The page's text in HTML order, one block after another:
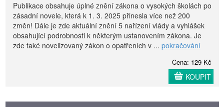
Publikace obsahuje úplné znění zákona o vysokých školách po
zásadní novele, která k 1. 3. 2025 přinesla více než 200
změn! Dále je zde aktuální znění 5 nařízení vlády a vyhlášek
obsahující podrobnosti k některým ustanovením zákona. Je
zde také novelizovaný zákon o opatřeních v ... pokračování
Cena: 129 Kč
KOUPIT